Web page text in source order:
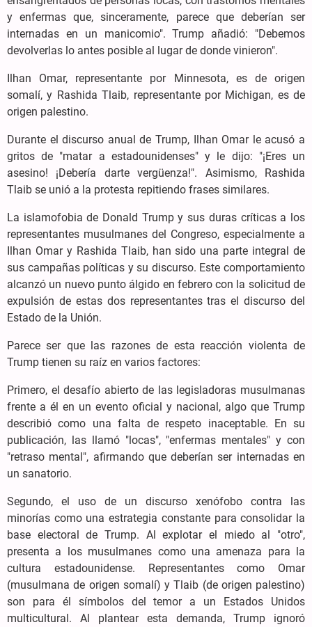
y enfermas que, sinceramente, parece que deberían ser
internadas en un manicomio". Trump añadió: "Debemos
devolverlas lo antes posible al lugar de donde vinieron".
Ilhan Omar, representante por Minnesota, es de origen
somalí, y Rashida Tlaib, representante por Michigan, es de
origen palestino.
Durante el discurso anual de Trump, Ilhan Omar le acusó a
gritos de "matar a estadounidenses" y le dijo: "¡Eres un
asesino! ¡Debería darte vergüenza!". Asimismo, Rashida
Tlaib se unió a la protesta repitiendo frases similares.
La islamofobia de Donald Trump y sus duras críticas a los
representantes musulmanes del Congreso, especialmente a
Ilhan Omar y Rashida Tlaib, han sido una parte integral de
sus campañas políticas y su discurso. Este comportamiento
alcanzó un nuevo punto álgido en febrero con la solicitud de
expulsión de estas dos representantes tras el discurso del
Estado de la Unión.
Parece ser que las razones de esta reacción violenta de
Trump tienen su raíz en varios factores:
Primero, el desafío abierto de las legisladoras musulmanas
frente a él en un evento oficial y nacional, algo que Trump
describió como una falta de respeto inaceptable. En su
publicación, las llamó "locas", "enfermas mentales" y con
"retraso mental", afirmando que deberían ser internadas en
un sanatorio.
Segundo, el uso de un discurso xenófobo contra las
minorías como una estrategia constante para consolidar la
base electoral de Trump. Al explotar el miedo al "otro",
presenta a los musulmanes como una amenaza para la
cultura estadounidense. Representantes como Omar
(musulmana de origen somalí) y Tlaib (de origen palestino)
son para él símbolos del temor a un Estados Unidos
multicultural. Al plantear esta demanda, Trump ignoró